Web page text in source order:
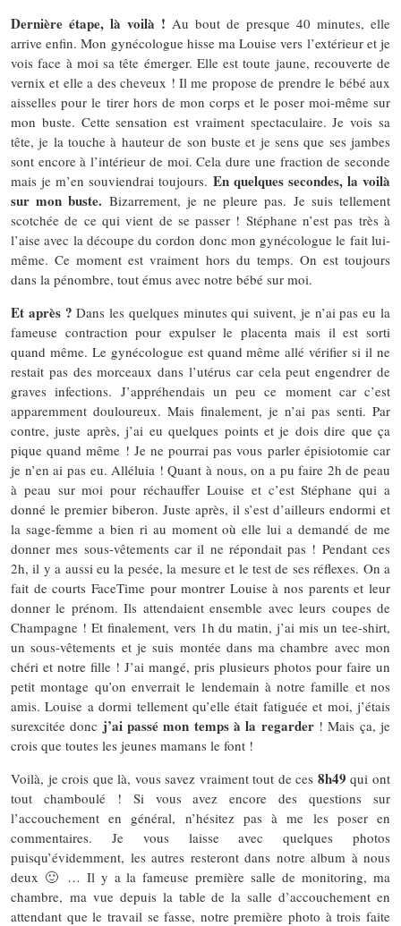
Dernière étape, là voilà ! Au bout de presque 40 minutes, elle
arrive enfin. Mon gynécologue hisse ma Louise vers l’extérieur et je
vois face à moi sa tête émerger. Elle est toute jaune, recouverte de
vernix et elle a des cheveux ! Il me propose de prendre le bébé aux
aisselles pour le tirer hors de mon corps et le poser moi-même sur
mon buste. Cette sensation est vraiment spectaculaire. Je vois sa
tête, je la touche à hauteur de son buste et je sens que ses jambes
sont encore à l’intérieur de moi. Cela dure une fraction de seconde
mais je m’en souviendrai toujours. En quelques secondes, la voilà
sur mon buste. Bizarrement, je ne pleure pas. Je suis tellement
scotchée de ce qui vient de se passer ! Stéphane n’est pas très à
l’aise avec la découpe du cordon donc mon gynécologue le fait lui-
même. Ce moment est vraiment hors du temps. On est toujours
dans la pénombre, tout émus avec notre bébé sur moi.
Et après ? Dans les quelques minutes qui suivent, je n’ai pas eu la
fameuse contraction pour expulser le placenta mais il est sorti
quand même. Le gynécologue est quand même allé vérifier si il ne
restait pas des morceaux dans l’utérus car cela peut engendrer de
graves infections. J’appréhendais un peu ce moment car c’est
apparemment douloureux. Mais finalement, je n’ai pas senti. Par
contre, juste après, j’ai eu quelques points et je dois dire que ça
pique quand même ! Je ne pourrai pas vous parler épisiotomie car
je n’en ai pas eu. Alléluia ! Quant à nous, on a pu faire 2h de peau
à peau sur moi pour réchauffer Louise et c’est Stéphane qui a
donné le premier biberon. Juste après, il s’est d’ailleurs endormi et
la sage-femme a bien ri au moment où elle lui a demandé de me
donner mes sous-vêtements car il ne répondait pas ! Pendant ces
2h, il y a aussi eu la pesée, la mesure et le test de ses réflexes. On a
fait de courts FaceTime pour montrer Louise à nos parents et leur
donner le prénom. Ils attendaient ensemble avec leurs coupes de
Champagne ! Et finalement, vers 1h du matin, j’ai mis un tee-shirt,
un sous-vêtements et je suis montée dans ma chambre avec mon
chéri et notre fille ! J’ai mangé, pris plusieurs photos pour faire un
petit montage qu’on enverrait le lendemain à notre famille et nos
amis. Louise a dormi tellement qu’elle était fatiguée et moi, j’étais
surexcitée donc j’ai passé mon temps à la regarder! Mais ça, je
crois que toutes les jeunes mamans le font !
Voilà, je crois que là, vous savez vraiment tout de ces 8h49 qui ont
tout chamboulé ! Si vous avez encore des questions sur
l’accouchement en général, n’hésitez pas à me les poser en
commentaires. Je vous laisse avec quelques photos
puisqu’évidemment, les autres resteront dans notre album à nous
deux 🙂 … Il y a la fameuse première salle de monitoring, ma
chambre, ma vue depuis la table de la salle d’accouchement en
attendant que le travail se fasse, notre première photo à trois faite